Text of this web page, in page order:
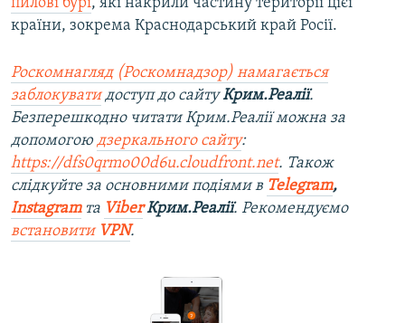
пилові бурі, які накрили частину території цієї
країни, зокрема Краснодарський край Росії.
Роскомнагляд (Роскомнадзор) намагається
заблокуватидоступ до сайтуКрим.Реалії.
Безперешкодно читати Крим.Реалії можна за
допомогою дзеркального сайту:
https://dfs0qrmo00d6u.cloudfront.net. Також
слідкуйте за основними подіями в Telegram,
Instagramта ViberКрим.Реалії. Рекомендуємо
встановити VPN.